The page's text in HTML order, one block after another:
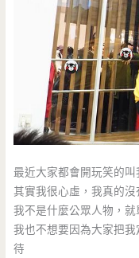
最近大家都會開玩笑的叫
其實我很心虛，我真的沒
我不是什麼公眾人物，
我也不想要因為大家把
待